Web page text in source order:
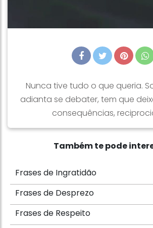
Nunca tive tudo o que queria.
adianta se debater, tem que
consequências,
Também te pode
Frases de Ingratidão
Frases de Desprezo
Frases de Respeito